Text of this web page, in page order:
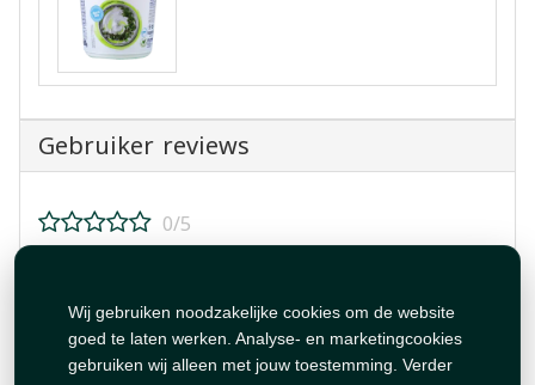
Wij gebruiken noodzakelijke cookies om de website
goed te laten werken. Analyse- en marketingcookies
gebruiken wij alleen met jouw toestemming. Verder
Gebruiker reviews
0/5